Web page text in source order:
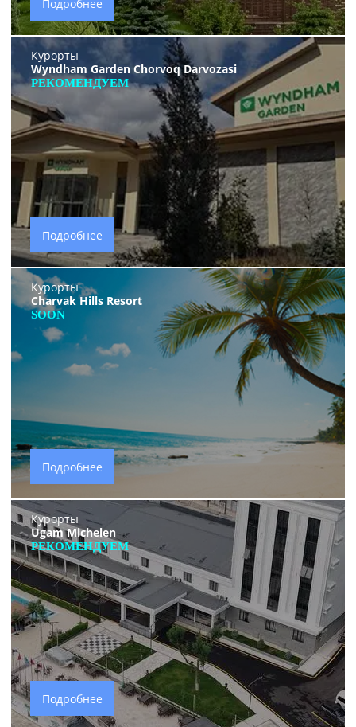
Подробнее
Курорты
Wyndham Garden Chorvoq Darvozasi
РЕКОМЕНДУЕМ
Подробнее
Курорты
Charvak Hills Resort
SOON
Подробнее
Курорты
Ugam Michelen
РЕКОМЕНДУЕМ
Подробнее